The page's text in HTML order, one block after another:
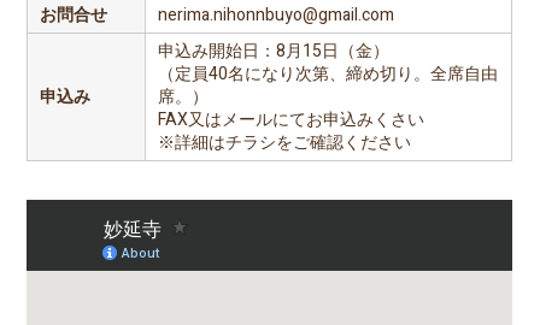
お問合せ
nerima.nihonnbuyo@gmail.com
申込み
申込み開始日：8月15日（金）
（定員40名になり次第、締め切り。全席自由
席。）
FAX又はメールにてお申込みくさい
※詳細はチラシをご確認ください